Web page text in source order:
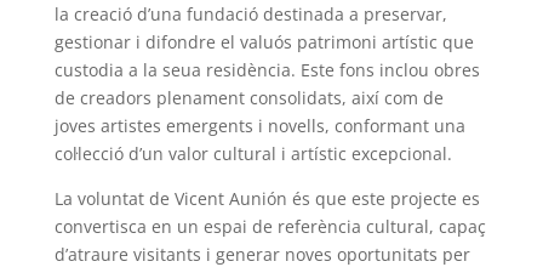
la creació d’una fundació destinada a preservar,
gestionar i difondre el valuós patrimoni artístic que
custodia a la seua residència. Este fons inclou obres
de creadors plenament consolidats, així com de
joves artistes emergents i novells, conformant una
col·lecció d’un valor cultural i artístic excepcional.
La voluntat de Vicent Aunión és que este projecte es
convertisca en un espai de referència cultural, capaç
d’atraure visitants i generar noves oportunitats per